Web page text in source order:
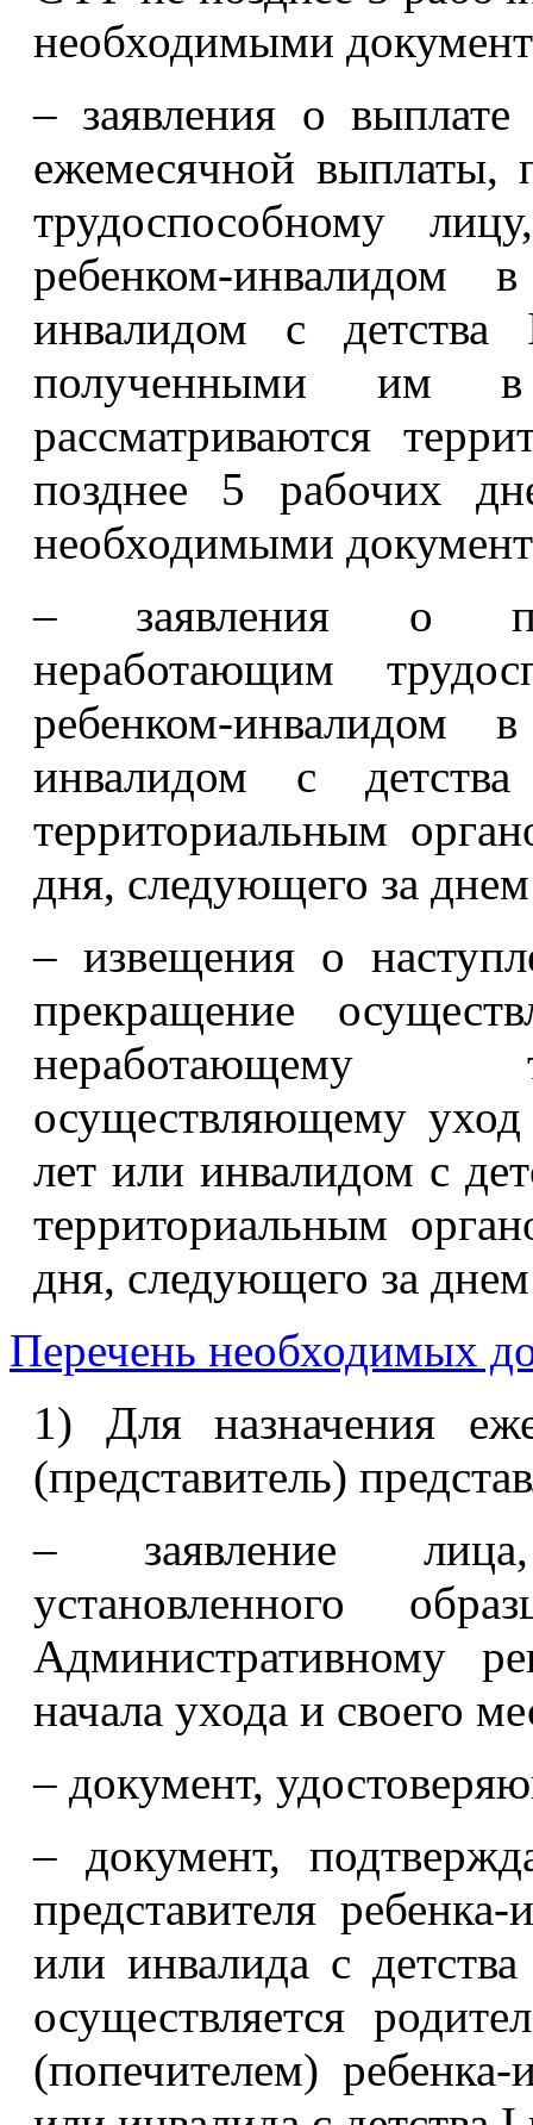
необходимыми
– заявления о
ежемесячной выплаты,
трудоспособному
ребенком-
инвалидом с
полученными им
рассматриваются
позднее 5 рабочих
необходимыми
– заявления о
неработающим
ребенком-
инвалидом с
территориальным
дня, следующего за
– извещения о
прекращение
неработающему
осуществляющему
лет или инвалидом с
территориальным
дня, следующего за
Перечень необходимых
1) Для назначения
(представитель)
– заявление
установленного
Административному
начала ухода и своего
– документ,
– документ,
представителя
или инвалида с
осуществляется
(попечителем)